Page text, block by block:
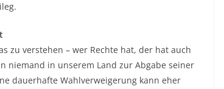
zu verstehen – wer Rechte hat, der hat auch
niemand in unserem Land zur Abgabe seiner
dauerhafte Wahlverweigerung kann eher